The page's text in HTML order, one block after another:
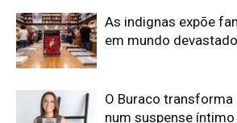
As indignas expõe
em mundo devastado
O Buraco
num suspense íntimo